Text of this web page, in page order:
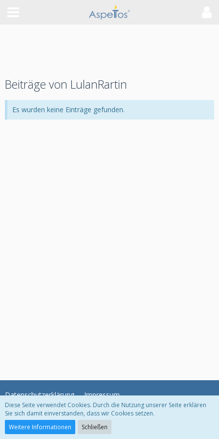
Beiträge von LulanRartin
Es wurden keine Einträge gefunden.
Datenschutzerklärung Impressum
Community-Software:
Diese Seite verwendet Cookies. Durch die Nutzung unserer Seite erklären
Sie sich damit einverstanden, dass wir Cookies setzen.
Weitere Informationen
Schließen